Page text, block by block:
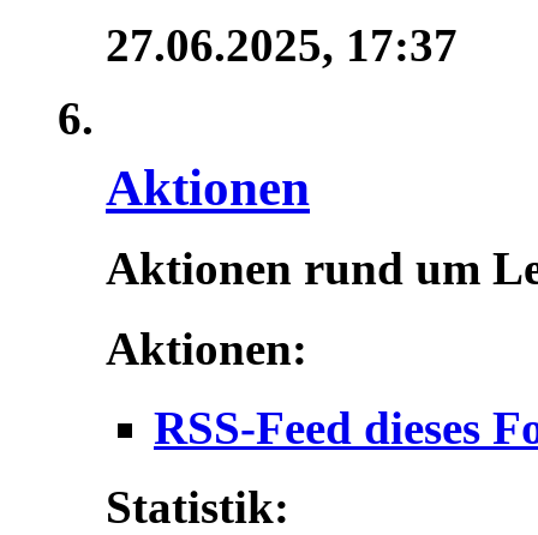
27.06.2025, 17:37
Aktionen
Aktionen rund um
Aktionen:
RSS-Feed dieses
Statistik: